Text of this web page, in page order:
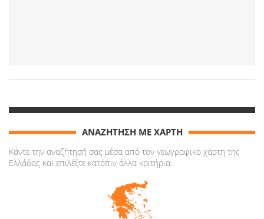
ΑΝΑΖΗΤΗΣΗ ΜΕ ΧΑΡΤΗ
Κάντε την αναζήτησή σας μέσα από τον γεωγραφικό χάρτη της
Ελλάδας και επιλέξτε κατόπιν άλλα κριτήρια.